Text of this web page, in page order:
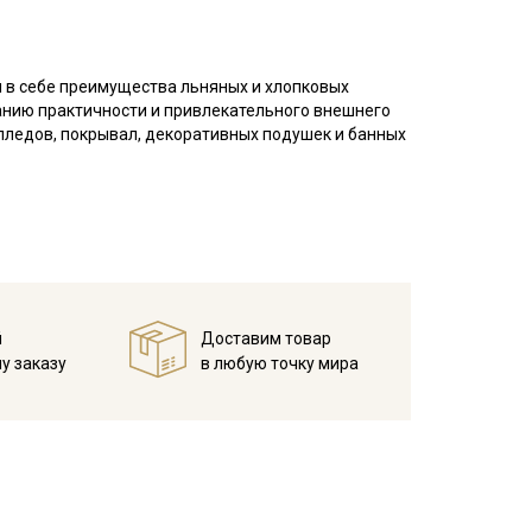
себе преимущества льняных и хлопковых
практичности и привлекательного внешнего
покрывал, декоративных подушек и банных
на низких оборотах;
химических компонентов;
заказу
Доставим товар
в любую точку мира